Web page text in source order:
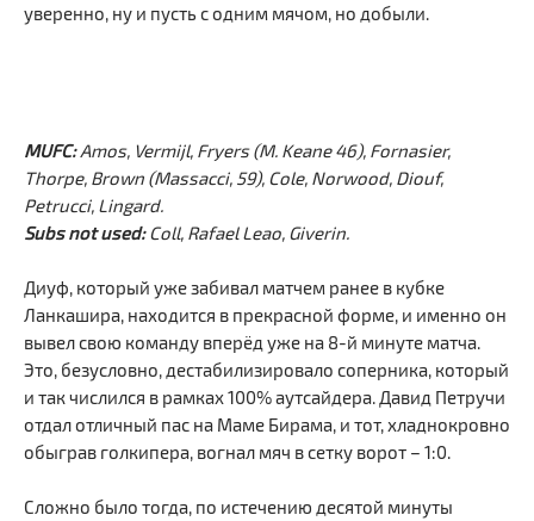
уверенно, ну и пусть с одним мячом, но добыли.
MUFC:Amos, Vermijl, Fryers (M. Keane 46), Fornasier,
Thorpe, Brown (Massacci, 59), Cole, Norwood, Diouf,
Petrucci, Lingard.
Subs not used:Coll, Rafael Leao, Giverin.
Диуф, который уже забивал матчем ранее в кубке
Ланкашира, находится в прекрасной форме, и именно он
вывел свою команду вперёд уже на 8-й минуте матча.
Это, безусловно, дестабилизировало соперника, который
и так числился в рамках 100% аутсайдера. Давид Петручи
отдал отличный пас на Маме Бирама, и тот, хладнокровно
обыграв голкипера, вогнал мяч в сетку ворот – 1:0.
Сложно было тогда, по истечению десятой минуты